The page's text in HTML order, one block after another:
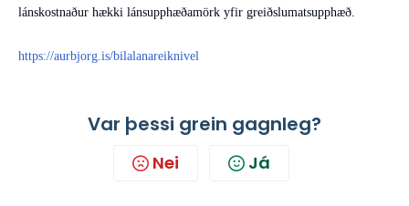
lánskostnaður hækki lánsupphæðamörk yfir greiðslumatsupphæð.
https://aurbjorg.is/bilalanareiknivel
Var þessi grein gagnleg?
Nei Já